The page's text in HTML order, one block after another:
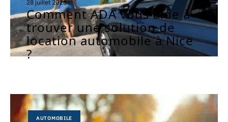
28 juillet 2026
Comment ADA vous aide à
trouver une solution de
location automobile à Nice
?
AUTOMOBILE